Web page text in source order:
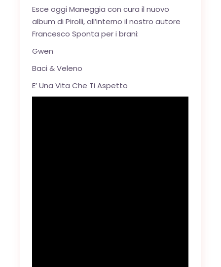
Esce oggi Maneggia con cura il nuovo
album di Pirolli, all’interno il nostro autore
Francesco Sponta per i brani:
Gwen
Baci & Veleno
E’ Una Vita Che Ti Aspetto